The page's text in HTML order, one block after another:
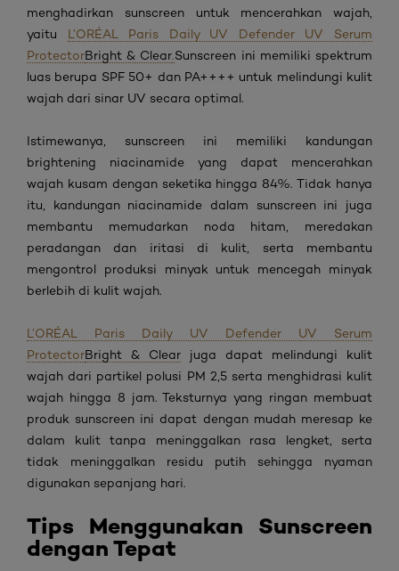
menghadirkan sunscreen untuk mencerahkan wajah
yaitu L’ORÉAL Paris Daily UV Defender UV Serum
ProtectorBright & Clear.Sunscreen ini memiliki spektrum
luas berupa SPF 50+ dan PA++++ untuk melindungi kulit
wajah dari sinar UV secara optimal.
Istimewanya, sunscreen ini memiliki kandungan
brightening niacinamide yang dapat mencerahkan
wajah kusam dengan seketika hingga 84%.Tidak hanya
itu , kandungan niacinamide dalam sunscreenini juga
membantu memudarkan noda hitam, meredakan
peradangan dan iritasi di kulit, serta membantu
mengontrol produksi minyak untuk mencegah minyak
berlebih di kulit wajah.
L’ORÉAL Paris Daily UV Defender UV Serum
ProtectorBright & Clear juga dapat melindungi kulit
wajah dari partikel polusi PM 2,5 serta menghidrasi kulit
wajah hingga 8 jam. Teksturnya yang ringan membuat
produk sunscreen ini dapat dengan mudah meresap ke
dalam kulit tanpa meninggalkan rasa lengket, serta
tidak meninggalkan residu putih sehingga nyaman
digunakan sepanjang hari.
Tips Menggunakan Sunscreen
dengan Tepat